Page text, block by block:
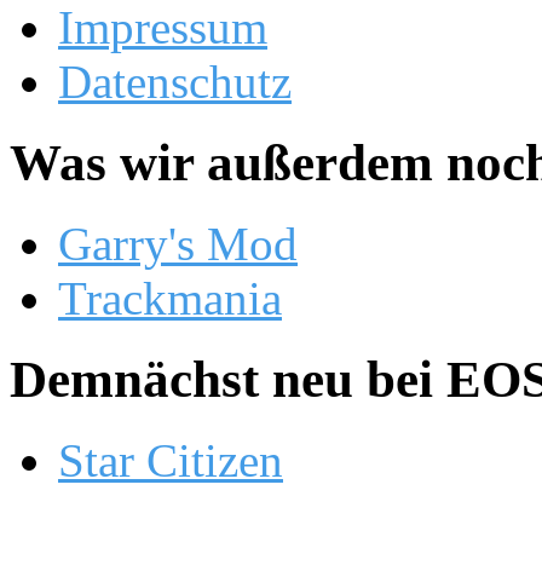
Impressum
Datenschutz
Was wir außerdem
Garry's Mod
Trackmania
Demnächst neu bei
Star Citizen